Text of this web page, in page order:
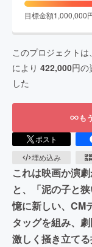
目標金額1,000,000
このプロジェクトは、
により 422,000円の
した
も
ポスト
埋め込み
これは映画か演
と、「泥の子と
憶に新しい、CM
タッグを組み、
激しく掻き立て